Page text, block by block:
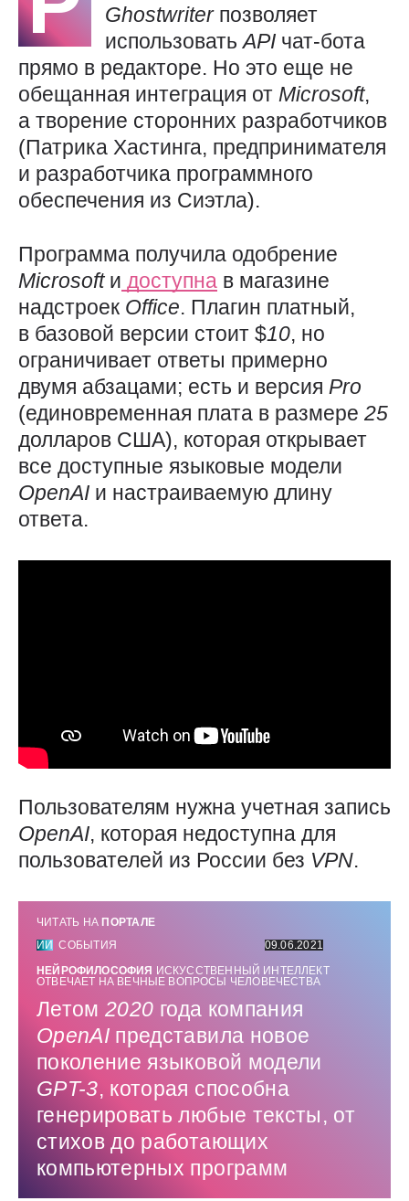
Ghostwriter позволяет
использоватьAPI чат-бота
прямо в редакторе. Но это еще не
обещанная интеграция от Microsoft,
а творение сторонних разработчиков
(Патрика Хастинга, предпринимателя
и разработчика программного
обеспечения из Сиэтла).
Программа получила одобрение
Microsoft и доступна в магазине
надстроек Office. Плагин платный,
в базовой версии стоит $10, но
ограничивает ответы примерно
двумя абзацами; есть и версия Pro
(единовременная плата в размере 25
долларов США), которая открывает
все доступные языковые модели
OpenAI и настраиваемую длину
ответа.
Пользователям нужна учетная запись
OpenAI, которая недоступна для
пользователей из России без VPN.
ЧИТАТЬ НАПОРТАЛЕ
ИИ СОБЫТИЯ
09.06.2021
НЕЙРОФИЛОСОФИЯ ИСКУССТВЕННЫЙ ИНТЕЛЛЕКТ
ОТВЕЧАЕТ НА ВЕЧНЫЕ ВОПРОСЫ ЧЕЛОВЕЧЕСТВА
Летом2020 года компания
OpenAI представила новое
поколение языковой модели
GPT-3, которая способна
генерировать любые тексты, от
стихов до работающих
компьютерных программ